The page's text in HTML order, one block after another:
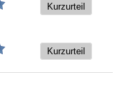
Kurzurteil
Kurzurteil